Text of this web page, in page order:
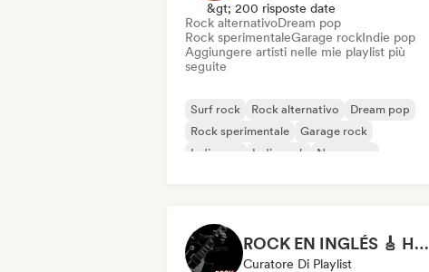
&gt; 200 risposte date
Rock alternativoDream pop
Rock sperimentaleGarage rockIndie pop
Aggiungere artisti nelle mie playlist più
seguite
Surf rock Rock alternativo
Dream pop
Rock sperimentale
Garage rock
Indie pop
Indie rock New wave
ROCK EN INGLÉS 🎸 Hits 100 🔥 Mejor Música Rock Internacional ·
Curatore Di Playlist